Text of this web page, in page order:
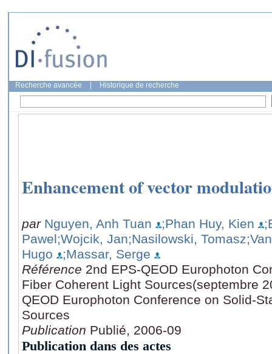
Recherche avancée Historique de recherche
Enhancement of vector
par Nguyen, Anh Tuan ;Phan Huy, Kien
Pawel;Wojcik, Jan;Nasilowski, Tomasz
Hugo
;Massar, Serge
Référence 2nd EPS-QEOD Europhoton
Fiber Coherent Light Sources(septembre
QEOD Europhoton Conference on Solid-
Sources
Publication Publié, 2006-09
Publication dans des actes